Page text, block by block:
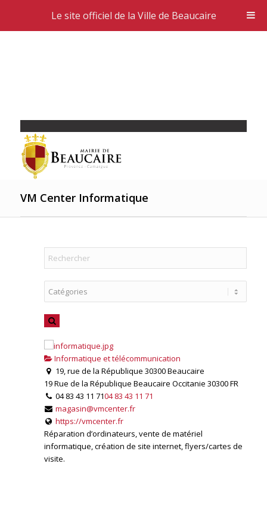
VM Center Informatique
Informatique et télécommunication
19, rue de la République 30300 Beaucaire
19 Rue de la République Beaucaire Occitanie 30300FR
04 83 43 11 7104 83 43 11 71
magasin@vmcenter.fr
https://vmcenter.fr
Réparation d’ordinateurs, vente de matériel
informatique, création de site internet, flyers/cartes de
visite.
Le site officiel de la Ville de Beaucaire